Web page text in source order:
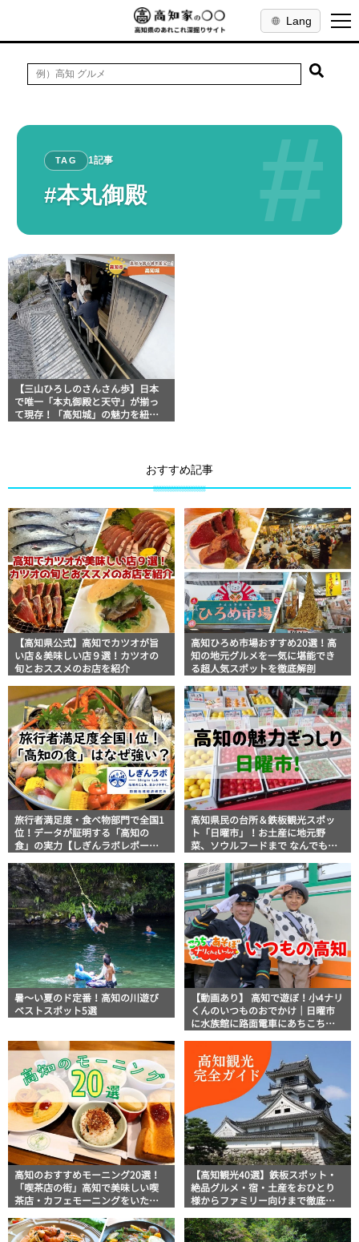
Lang
#
TAG 1記事
#本丸御殿
【三山ひろしのさんさん歩】日本
で唯一「本丸御殿と天守」が揃っ
て現存！「高知城」の魅力を紐解
おすすめ記事
【高知県公式】高知でカツオが旨
い店＆美味しい店９選！カツオの
旬とおススメのお店を紹介
高知ひろめ市場おすすめ20選！高
知の地元グルメを一気に堪能でき
る超人気スポットを徹底解剖
旅行者満足度・食べ物部門で全国1
位！データが証明する「高知の
食」の実力【しぎんラボレポー
高知県民の台所＆鉄板観光スポッ
ト「日曜市」！お土産に地元野
菜、ソウルフードまで なんでもそ
説！
暑～い夏のド定番！高知の川遊び
ベストスポット5選
【動画あり】 高知で遊ぼ！小4ナリ
くんのいつものおでかけ｜日曜市
に水族館に路面電車にあちこち巡
高知のおすすめモーニング20選！
「喫茶店の街」高知で美味しい喫
茶店・カフェモーニングをいただ
【高知観光40選】鉄板スポット・
絶品グルメ・宿・土産をおひとり
様からファミリー向けまで徹底解